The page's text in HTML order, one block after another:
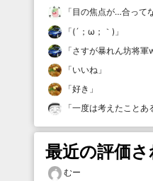
「目の焦点が…合って
「(´；ω；｀) 」
「さすが暴れん坊将軍
「いいね 」
「好き 」
「一度は考えたことあ
最近の評価
むー